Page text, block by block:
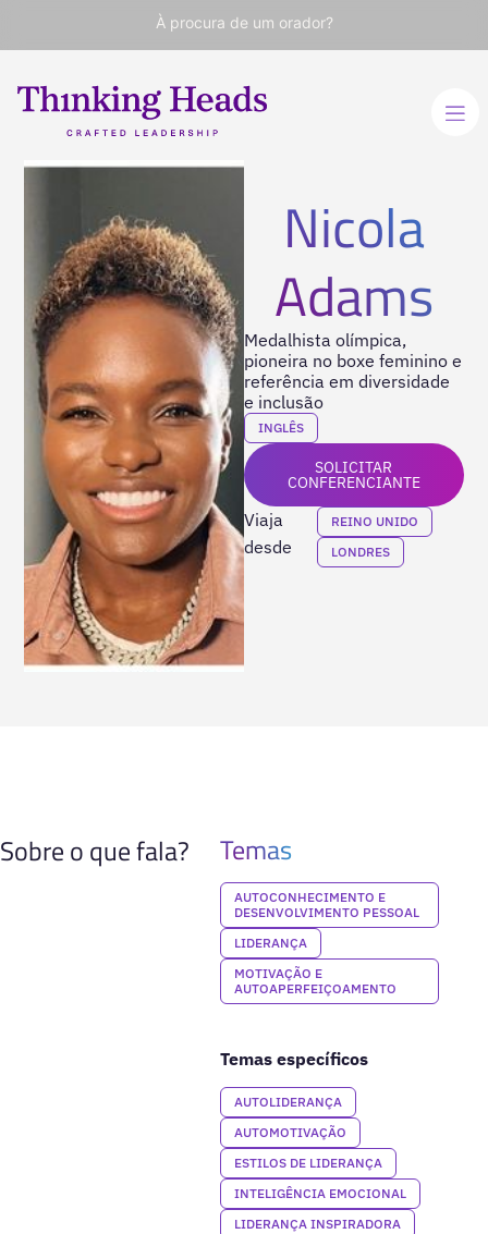
À procura de um orador?
Nicola
Adams
Medalhista olímpica,
pioneira no boxe feminino e
referência em diversidade
e inclusão
INGLÊS
SOLICITAR
CONFERENCIANTE
Viaja
desde
REINO UNIDO
LONDRES
Sobre o que fala? Temas
AUTOCONHECIMENTO E
DESENVOLVIMENTO PESSOAL
LIDERANÇA
MOTIVAÇÃO E
AUTOAPERFEIÇOAMENTO
Temas específicos
AUTOLIDERANÇA
AUTOMOTIVAÇÃO
ESTILOS DE LIDERANÇA
INTELIGÊNCIA EMOCIONAL
LIDERANÇA INSPIRADORA